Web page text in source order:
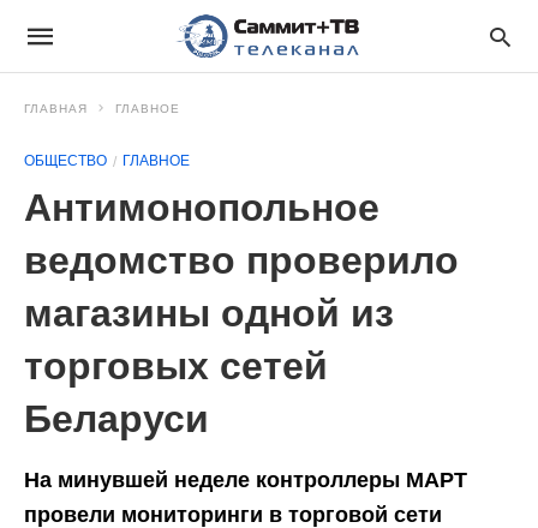
ГЛАВНАЯ ГЛАВНОЕ
ОБЩЕСТВО ГЛАВНОЕ
Антимонопольное
ведомство проверило
магазины одной из
торговых сетей
Беларуси
На минувшей неделе контроллеры МАРТ
провели мониторинги в торговой сети